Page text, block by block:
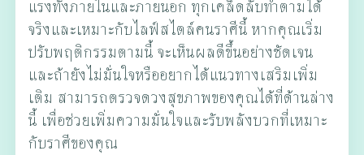
แรงทั้งภายในและภายนอก ทุกเคล็ดลับทำตามได้
จริงและเหมาะกับไลฟ์สไตล์คนราศีนี้ หากคุณเริ่ม
ปรับพฤติกรรมตามนี้ จะเห็นผลดีขึ้นอย่างชัดเจน
และถ้ายังไม่มั่นใจหรืออยากได้แนวทางเสริมเพิ่ม
เติม สามารถตรวจดวงสุขภาพของคุณได้ที่ด้านล่าง
นี้ เพื่อช่วยเพิ่มความมั่นใจและรับพลังบวกที่เหมาะ
กับราศีของคุณ